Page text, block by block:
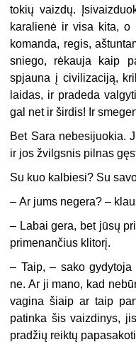
tokių vaizdų.
karalienė ir visa kita, o
komanda, regis,
sniego, rėkauja kaip
spjauna į civilizaciją,
laidas, ir pradeda
gal net ir širdis! Ir
Bet Sara nebesijuokia.
ir jos žvilgsnis pilnas
Su kuo kalbiesi? Su
–Ar jums negera? –
– Labai gera, bet jūsų
primenančius klitorį.
– Taip, – sako
ne. Ar ji mano, kad
vagina šiaip ar taip
patinka šis vaizdinys,
pradžių reiktų